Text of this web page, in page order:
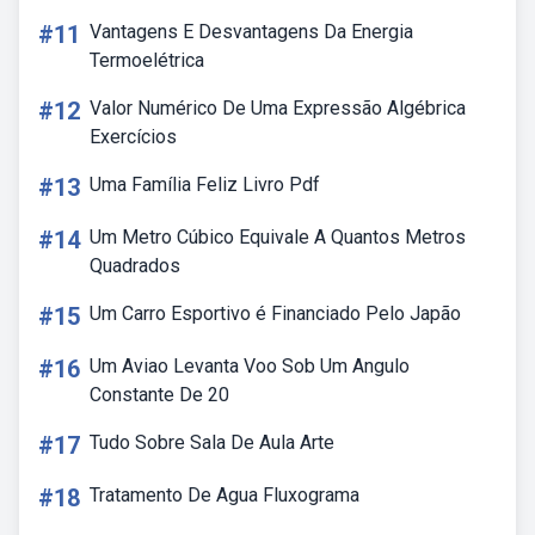
#11 Vantagens E Desvantagens Da Energia
Termoelétrica
#12 Valor Numérico De Uma Expressão Algébrica
Exercícios
#13 Uma Família Feliz Livro Pdf
#14 Um Metro Cúbico Equivale A Quantos Metros
Quadrados
#15 Um Carro Esportivo é Financiado Pelo Japão
#16 Um Aviao Levanta Voo Sob Um Angulo
Constante De 20
#17 Tudo Sobre Sala De Aula Arte
#18 Tratamento De Agua Fluxograma